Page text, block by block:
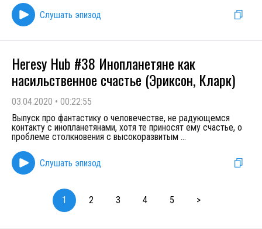
Слушать эпизод
Heresy Hub #38 Инопланетяне как
насильственное счастье (Эриксон, Кларк)
03.04.2020 • 00:22:55
Выпуск про фантастику о человечестве, не радующемся
контакту с инопланетянами, хотя те приносят ему счастье, о
проблеме столкновения с высокоразвитым ...
Слушать эпизод
1 2 3 4 5 >